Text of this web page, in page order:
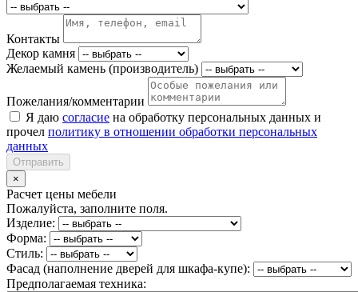
Контакты
Декор камня
Желаемый камень (производитель)
Пожелания/комментарии
Я даю согласие на обработку персональных данных и
прочел политику в отношении обработки персональных
данных
Отправить
×
Расчет цены мебели
Пожалуйста, заполните поля.
Изделие:
Форма:
Стиль:
Фасад (наполнение дверей для шкафа-купе):
Предполагаемая техника: